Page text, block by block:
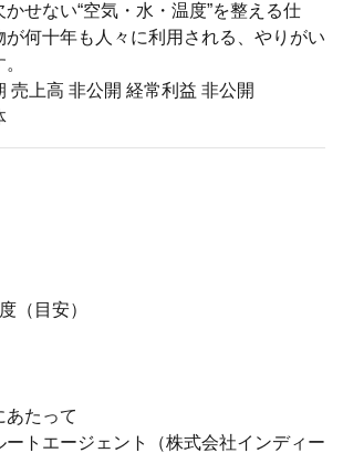
かせない“空気・水・温度”を整える仕
が何十年も人々に利用される、やりがい
売上高 非公開 経常利益 非公開
（目安）
あたって
ートエージェント（株式会社インディー